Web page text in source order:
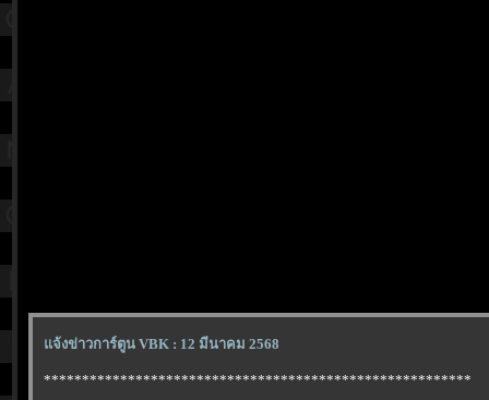
จ้งข่าวการ์ตูน VBK : 12 มีนาคม 2568
********************************************************